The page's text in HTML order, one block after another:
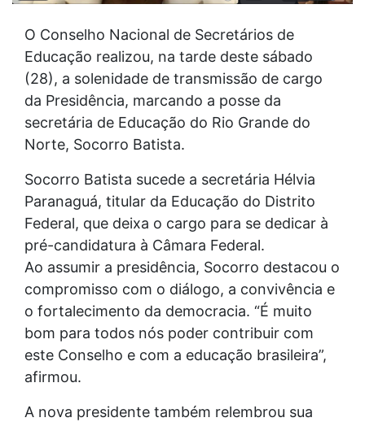
O Conselho Nacional de Secretários de
Educação realizou, na tarde deste sábado
(28), a solenidade de transmissão de cargo
da Presidência, marcando a posse da
secretária de Educação do Rio Grande do
Norte, Socorro Batista.
Socorro Batista sucede a secretária Hélvia
Paranaguá, titular da Educação do Distrito
Federal, que deixa o cargo para se dedicar à
pré-candidatura à Câmara Federal.
Ao assumir a presidência, Socorro destacou o
compromisso com o diálogo, a convivência e
o fortalecimento da democracia. “É muito
bom para todos nós poder contribuir com
este Conselho e com a educação brasileira”,
afirmou.
A nova presidente também relembrou sua